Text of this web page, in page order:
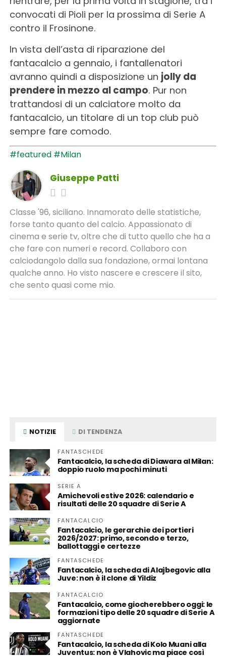
convocati di Pioli per la prossima di Serie A
contro il Frosinone.
In vista dell’asta di riparazione del
fantacalcio a gennaio, i fantallenatori
avranno quindi a disposizione un jolly da
prendere in mezzo al campo. Pur non
trattandosi di un calciatore molto da
fantacalcio, un titolare di un top club può
sempre fare comodo.
#featured #Milan
Giuseppe Patti
Classe '96, siciliano. Innamorato delle statistiche,
forse tanto quanto del calcio. Appassionato di
cinema e serie tv, oltre che di tutto quello che ha a
che fare con numeri e record. Collaboro con
calciodangolo dalla sua fondazione, ormai lontana
qualche anno. Ho visto nascere e crescere il sito,
che sento quasi come mio.
NOTIZIE DI TENDENZA
FANTASCHEDE
Fantacalcio, la scheda di Diawara al Milan:
doppio ruolo ma pochi minuti
SERIE A
Amichevoli estive 2026: calendario e
risultati delle 20 squadre di Serie A
FANTACALCIO
Fantacalcio, le gerarchie dei portieri
2026/2027: primo, secondo e terzo,
ballottaggi e certezze
FANTASCHEDE
Fantacalcio, la scheda di Alajbegovic alla
Juve: non è il clone di Yildiz
FANTACALCIO
Fantacalcio, come giocherebbero oggi: le
formazioni tipo delle 20 squadre di Serie A
aggiornate
FANTASCHEDE
Fantacalcio, la scheda di Kolo Muani alla
Juventus: non è Vlahovic ma piace così